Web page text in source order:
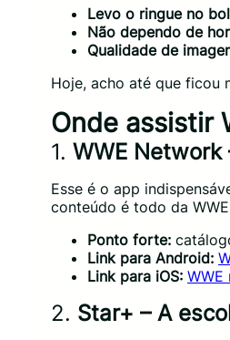
Levo o ringue no
Não dependo de
Qualidade de
Hoje, acho até que ficou
Onde assistir
1. WWE
Esse é o app
conteúdo é todo da
Ponto forte:
Link para Android:
Link para iOS: WWE
2. Star+ – A